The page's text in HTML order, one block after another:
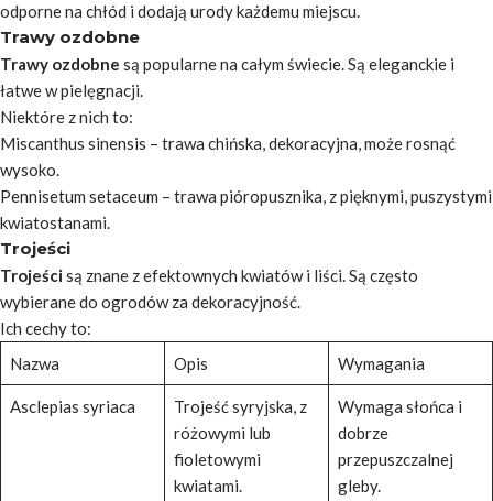
odporne na chłód i dodają urody każdemu miejscu.
Trawy ozdobne
Trawy ozdobne są popularne na całym świecie. Są eleganckie i
łatwe w pielęgnacji.
Niektóre z nich to:
Miscanthus sinensis – trawa chińska, dekoracyjna, może rosnąć
wysoko.
Pennisetum setaceum – trawa pióropusznika, z pięknymi, puszystymi
kwiatostanami.
Trojeści
Trojeścisą znane z efektownych kwiatów i liści. Są często
wybierane do ogrodów za dekoracyjność.
Ich cechy to:
Nazwa
Opis Wymagania
Asclepias syriaca
Trojeść syryjska, z
różowymi lub
fioletowymi
kwiatami.
Wymaga słońca i
dobrze
przepuszczalnej
gleby.